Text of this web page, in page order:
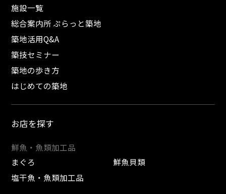
施設一覧
総合案内所 ぷらっと築地
築地活用Q&A
築技セミナー
築地の歩き方
はじめての築地
お店を探す
鮮魚・魚類加工品
まぐろ
鮮魚貝類
塩干魚・魚類加工品